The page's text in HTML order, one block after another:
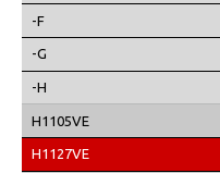
-F
-G
-H
H1105VE
H1127VE